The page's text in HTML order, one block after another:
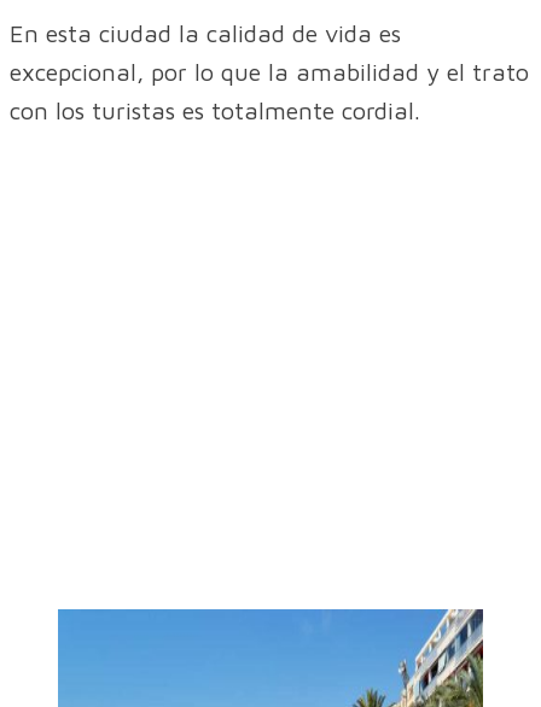
En esta ciudad la calidad de vida es
excepcional, por lo que la amabilidad y el trato
con los turistas es totalmente cordial.